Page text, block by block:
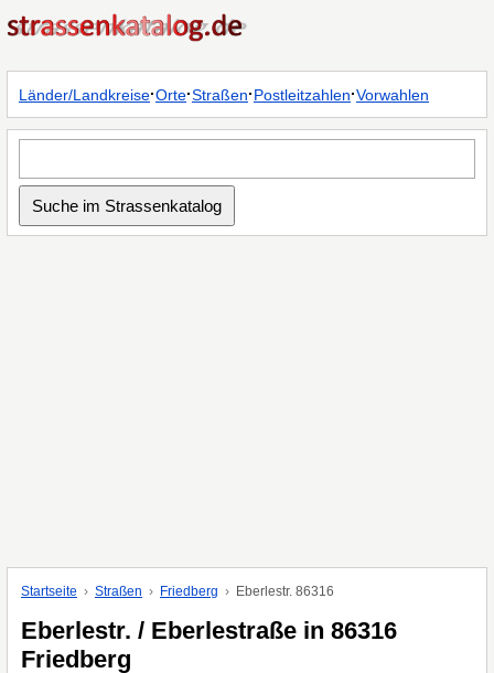
Länder/Landkreise·Orte·Straßen·Postleitzahlen·Vorwahlen
Startseite Straßen Friedberg Eberlestr. 86316
Eberlestr. / Eberlestraße in 86316
Friedberg